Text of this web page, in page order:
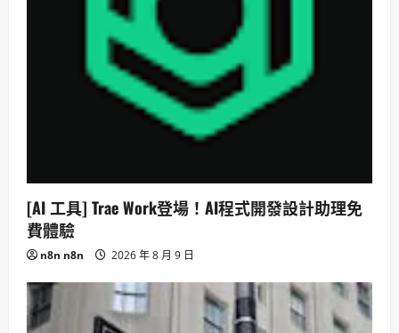
[AI 工具] Trae Work登場！AI程式開發設計助理免
費體驗
n8n n8n 2026 年 8 月 9 日